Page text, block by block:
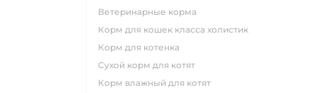
ветеринарные корма
корм для кошек класса холистик
корм для котенка
сухой корм для котят
корм влажный для котят